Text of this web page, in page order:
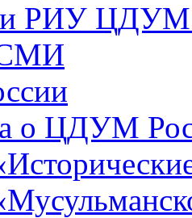
РИУ ЦДУМ
о ЦДУМ